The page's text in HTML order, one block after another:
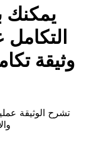
يمكنك